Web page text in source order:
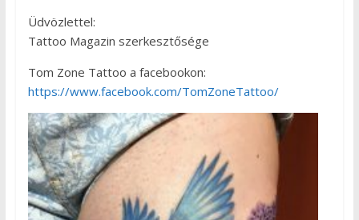
Üdvözlettel:
Tattoo Magazin szerkesztősége
Tom Zone Tattoo a facebookon:
https://www.facebook.com/TomZoneTattoo/